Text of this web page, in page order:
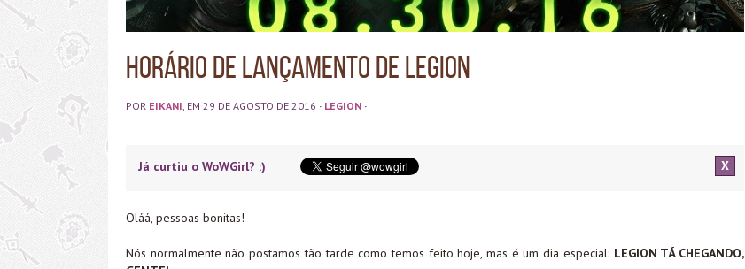
Horário de lançamento de Legion
POR EIKANI, EM 29 DE AGOSTO DE 2016 · LEGION ·
Já curtiu o WoWGirl? :) X
Oláá, pessoas bonitas!
Nós normalmente não postamos tão tarde como temos feito hoje, mas é um dia especial: LEGION TÁ CHEGANDO,